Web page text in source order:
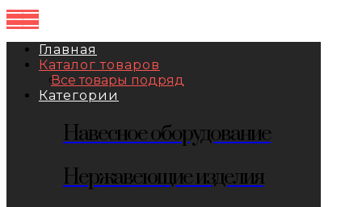
Главная
Каталог товаров
Все товары подряд
Категории
Навесное оборудование
Нержавеющие изделия